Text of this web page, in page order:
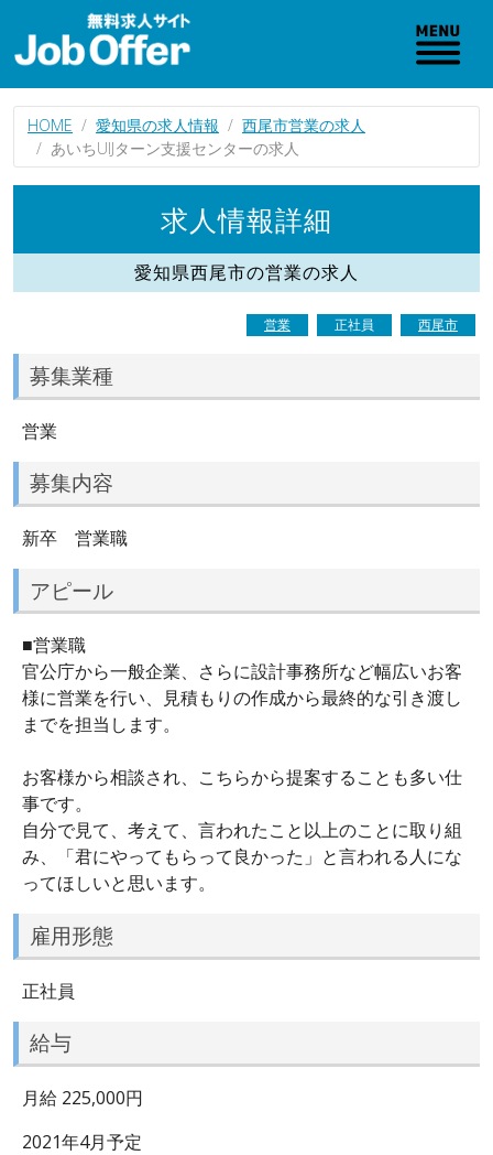
HOME 愛知県の求人情報
西尾市営業の求人
あいちUIJターン支援センターの求人
求人情報詳細
愛知県西尾市の営業の求人
営業 正社員 西尾市
募集業種
営業
募集内容
新卒 営業職
アピール
■営業職
官公庁から一般企業、さらに設計事務所など幅広いお客
様に営業を行い、見積もりの作成から最終的な引き渡し
までを担当します。
お客様から相談され、こちらから提案することも多い仕
事です。
自分で見て、考えて、言われたこと以上のことに取り組
み、「君にやってもらって良かった」と言われる人にな
ってほしいと思います。
雇用形態
正社員
給与
月給 225,000円
2021年4月予定